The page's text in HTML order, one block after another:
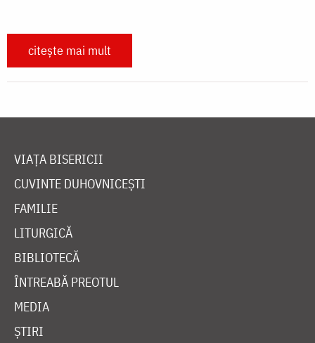
citește mai mult
VIAȚA BISERICII
CUVINTE DUHOVNICEȘTI
FAMILIE
LITURGICĂ
BIBLIOTECĂ
ÎNTREABĂ PREOTUL
MEDIA
ȘTIRI